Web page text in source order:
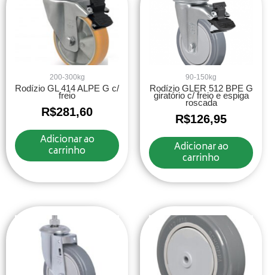
200-300kg
Rodízio GL 414 ALPE G c/
freio
R$281,60
Adicionar ao
carrinho
90-150kg
Rodízio GLER 512 BPE G
giratório c/ freio e espiga
roscada
R$126,95
Adicionar ao
carrinho